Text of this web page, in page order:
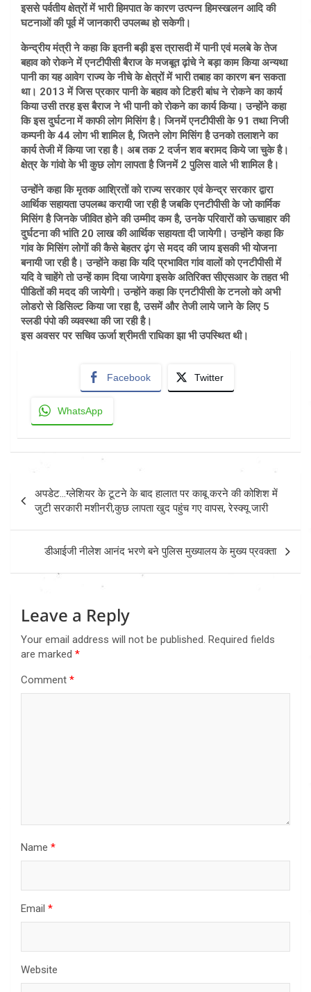
इससे पर्वतीय क्षेत्रों में भारी हिमपात के कारण उत्पन्न हिमस्खलन आदि की
घटनाओं की पूर्व में जानकारी उपलब्ध हो सकेगी।
केन्द्रीय मंत्री ने कहा कि इतनी बड़ी इस त्रासदी में पानी एवं मलबे के तेज
बहाव को रोकने में एनटीपीसी बैराज के मजबूत ढ़ांचे ने बड़ा काम किया अन्यथा
पानी का यह आवेग राज्य के नीचे के क्षेत्रों में भारी तबाह का कारण बन सकता
था। 2013 में जिस प्रकार पानी के बहाव को टिहरी बांध ने रोकने का कार्य
किया उसी तरह इस बैराज ने भी पानी को रोकने का कार्य किया। उन्होंने कहा
कि इस दुर्घटना में काफी लोग मिसिंग है। जिनमें एनटीपीसी के 91 तथा निजी
कम्पनी के 44 लोग भी शामिल है, जितने लोग मिसिंग है उनको तलाशने का
कार्य तेजी में किया जा रहा है। अब तक 2 दर्जन शव बरामद किये जा चुके है।
क्षेत्र के गांवो के भी कुछ लोग लापता है जिनमें 2 पुलिस वाले भी शामिल है।
उन्होंने कहा कि मृतक आश्रितों को राज्य सरकार एवं केन्द्र सरकार द्वारा
आर्थिक सहायता उपलब्ध करायी जा रही है जबकि एनटीपीसी के जो कार्मिक
मिसिंग है जिनके जीवित होने की उम्मीद कम है, उनके परिवारों को ऊचाहार की
दुर्घटना की भांति 20 लाख की आर्थिक सहायता दी जायेगी। उन्होंने कहा कि
गांव के मिसिंग लोगों की कैसे बेहतर ढ़ंग से मदद की जाय इसकी भी योजना
बनायी जा रही है। उन्होंने कहा कि यदि प्रभावित गांव वालों को एनटीपीसी में
यदि वे चाहेंगे तो उन्हें काम दिया जायेगा इसके अतिरिक्त सीएसआर के तहत भी
पीडितों की मदद की जायेगी। उन्होंने कहा कि एनटीपीसी के टनलो को अभी
लोडरो से डिसिल्ट किया जा रहा है, उसमें और तेजी लाये जाने के लिए 5
स्लडी पंपो की व्यवस्था की जा रही है।
इस अवसर पर सचिव ऊर्जा श्रीमती राधिका झा भी उपस्थित थी।
Facebook Twitter
WhatsApp
navigation
अपडेट…ग्लेशियर के टूटने के बाद हालात पर काबू करने की कोशिश में
जुटी सरकारी मशीनरी,कुछ लापता खुद पहुंच गए वापस, रेस्क्यू जारी
डीआईजी नीलेश आनंद भरणे बने पुलिस मुख्यालय के मुख्य प्रवक्ता
Leave a Reply
Your email address will not be published. Required fields
are marked *
Comment *
Name *
Email *
Website